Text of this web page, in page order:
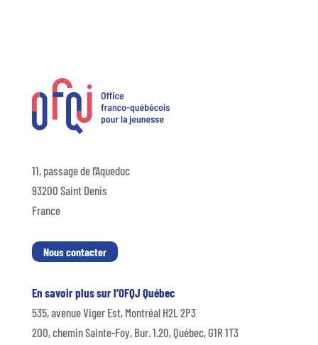
11, passage de l’Aqueduc
93200 Saint Denis
France
Nous contacter
En savoir plus sur l’OFQJ Québec
535, avenue Viger Est, Montréal H2L 2P3
200, chemin Sainte-Foy, Bur. 1.20, Québec, G1R 1T3